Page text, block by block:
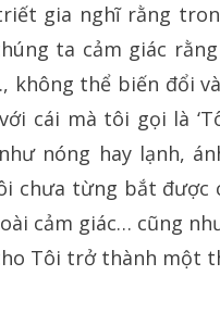
triết gia nghĩ rằng
ta cảm giác
không thể biến đổi
cái mà tôi gọi là
nóng hay lạnh,
chưa từng bắt được
cảm giác… cũng
Tôi trở thành một